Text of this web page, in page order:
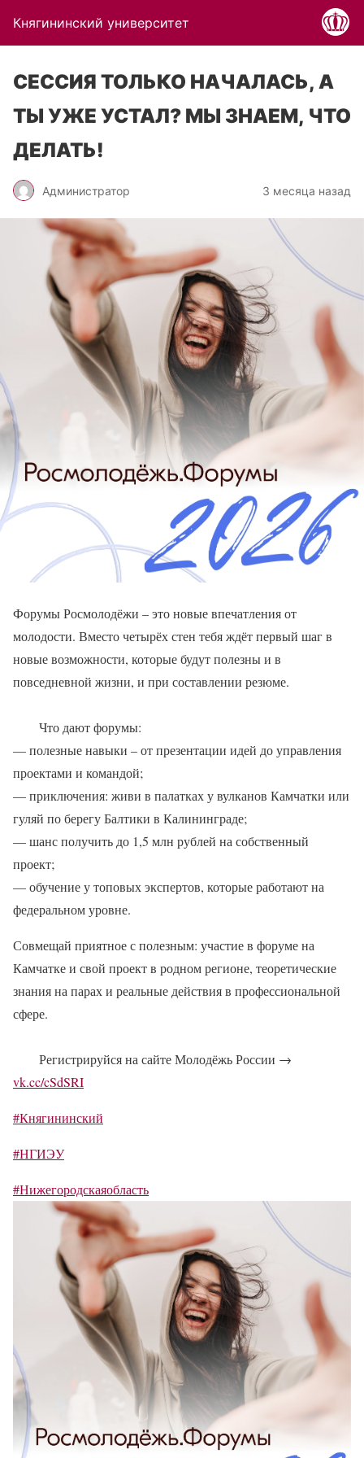
Княгининский университет
СЕССИЯ ТОЛЬКО НАЧАЛАСЬ, А
ТЫ УЖЕ УСТАЛ? МЫ ЗНАЕМ, ЧТО
ДЕЛАТЬ!
Администратор 3 месяца назад
Форумы Росмолодёжи – это новые впечатления от
молодости. Вместо четырёх стен тебя ждёт первый шаг в
новые возможности, которые будут полезны и в
повседневной жизни, и при составлении резюме.
Что дают форумы:
— полезные навыки – от презентации идей до управления
проектами и командой;
— приключения: живи в палатках у вулканов Камчатки или
гуляй по берегу Балтики в Калининграде;
— шанс получить до 1,5 млн рублей на собственный
проект;
— обучение у топовых экспертов, которые работают на
федеральном уровне.
Совмещай приятное с полезным: участие в форуме на
Камчатке и свой проект в родном регионе, теоретические
знания на парах и реальные действия в профессиональной
сфере.
Регистрируйся на сайте Молодёжь России →
vk.cc/cSdSRI
#Княгининский
#НГИЭУ
#Нижегородскаяобласть